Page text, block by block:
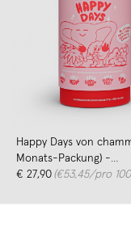
Happy Days von
Monats-Packung) -
Nahrungsergänzung
€ 27,90 (€53,45/pro